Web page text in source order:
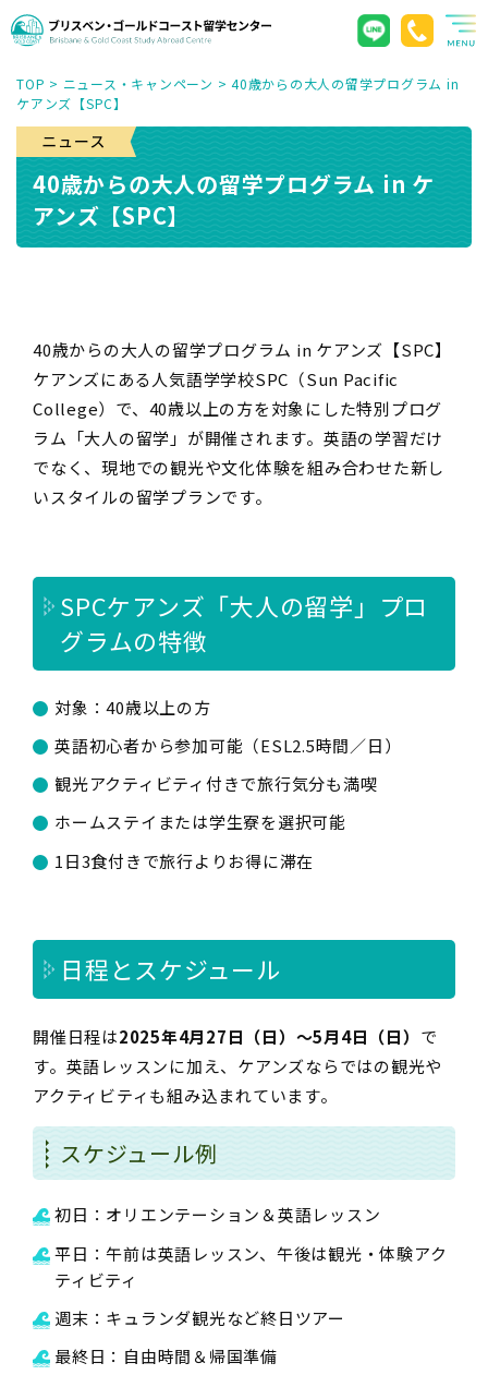
TOP > ニュース・キャンペーン > 40歳からの大人の留学プログラム in
ケアンズ【SPC】
40歳からの大人の留学プログラム in ケ
アンズ【SPC】
40歳からの大人の留学プログラム in ケアンズ【SPC】
ケアンズにある人気語学学校SPC（Sun Pacific
College）で、40歳以上の方を対象にした特別プログ
ラム「大人の留学」が開催されます。英語の学習だけ
でなく、現地での観光や文化体験を組み合わせた新し
いスタイルの留学プランです。
SPCケアンズ「大人の留学」プロ
グラムの特徴
対象：40歳以上の方
英語初心者から参加可能（ESL2.5時間／日）
観光アクティビティ付きで旅行気分も満喫
ホームステイまたは学生寮を選択可能
1日3食付きで旅行よりお得に滞在
日程とスケジュール
開催日程は2025年4月27日（日）〜5月4日（日） で
す。英語レッスンに加え、ケアンズならではの観光や
アクティビティも組み込まれています。
スケジュール例
初日：オリエンテーション＆英語レッスン
平日：午前は英語レッスン、午後は観光・体験アク
ティビティ
週末：キュランダ観光など終日ツアー
最終日：自由時間＆帰国準備